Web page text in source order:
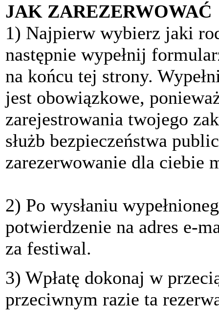
JAK ZAREZERWOWAĆ
1) Najpierwwybierz jaki
następnie wypełnij
na końcu tej strony.
jest obowiązkowe,
zarejestrowania twojego
służb bezpieczeństwa
zarezerwowanie dla ciebie
2) Po wysłaniu
potwierdzenie na adres e-
za festiwal.
3) Wpłatę dokonaj w
przeciwnym razie ta